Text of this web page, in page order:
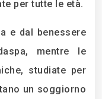
per tutte le età.
e dal benessere
mentre le
studiate per
un soggiorno